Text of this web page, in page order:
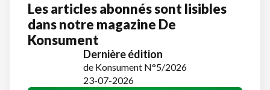
Les articles abonnés sont lisibles
dans notre magazine De
Konsument
Dernière édition
de Konsument N°5/2026
23-07-2026